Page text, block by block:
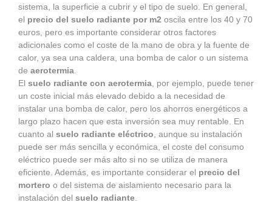
sistema, la superficie a cubrir y el tipo de suelo. En general,
el precio del suelo radiante por m2 oscila entre los 40 y 70
euros, pero es importante considerar otros factores
adicionales como el coste de la mano de obra y la fuente de
calor, ya sea una caldera, una bomba de calor o un sistema
de aerotermia.
El suelo radiante con aerotermia, por ejemplo, puede tener
un coste inicial más elevado debido a la necesidad de
instalar una bomba de calor, pero los ahorros energéticos a
largo plazo hacen que esta inversión sea muy rentable. En
cuanto al suelo radiante eléctrico, aunque su instalación
puede ser más sencilla y económica, el coste del consumo
eléctrico puede ser más alto si no se utiliza de manera
eficiente. Además, es importante considerar el precio del
mortero o del sistema de aislamiento necesario para la
instalación del suelo radiante.